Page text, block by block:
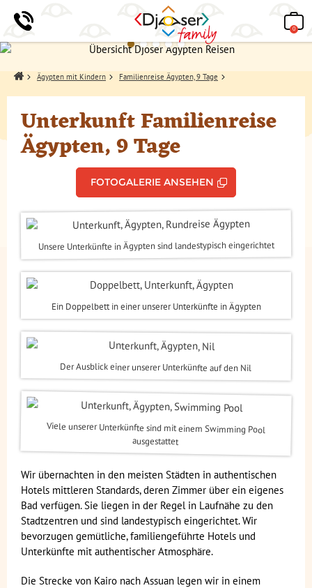
0
Home Ägypten mit Kindern Familienreise Ägypten, 9 Tage
Unterkunft Familienreise
Ägypten, 9 Tage
FOTOGALERIE ANSEHEN
Unsere Unterkünfte in Ägypten sind landestypisch eingerichtet
Ein Doppelbett in einer unserer Unterkünfte in Ägypten
Der Ausblick einer unserer Unterkünfte auf den Nil
Viele unserer Unterkünfte sind mit einem Swimming Pool
ausgestattet
Wir übernachten in den meisten Städten in authentischen
Hotels mittleren Standards, deren Zimmer über ein eigenes
Bad verfügen. Sie liegen in der Regel in Laufnähe zu den
Stadtzentren und sind landestypisch eingerichtet. Wir
bevorzugen gemütliche, familiengeführte Hotels und
Unterkünfte mit authentischer Atmosphäre.
Die Strecke von Kairo nach Assuan legen wir in einem